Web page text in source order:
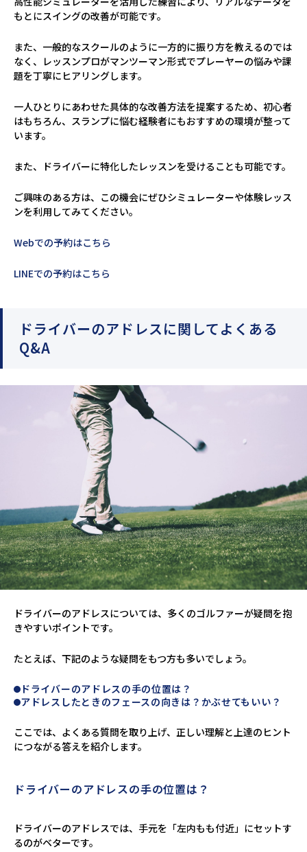
もとにスイングの改善が可能です。
また、一般的なスクールのように一方的に振り方を教えるのでは
なく、レッスンプロがマンツーマン形式でプレーヤーの悩みや課
題を丁寧にヒアリングします。
一人ひとりにあわせた具体的な改善方法を提案するため、初心者
はもちろん、スランプに悩む経験者にもおすすめの環境が整って
います。
また、ドライバーに特化したレッスンを受けることも可能です。
ご興味のある方は、この機会にぜひシミュレーターや体験レッス
ンを利用してみてください。
Webでの予約はこちら
LINEでの予約はこちら
ドライバーのアドレスに関してよくある
Q&A
ドライバーのアドレスについては、多くのゴルファーが疑問を抱
きやすいポイントです。
たとえば、下記のような疑問をもつ方も多いでしょう。
ドライバーのアドレスの手の位置は？
アドレスしたときのフェースの向きは？かぶせてもいい？
ここでは、よくある質問を取り上げ、正しい理解と上達のヒント
につながる答えを紹介します。
ドライバーのアドレスの手の位置は？
ドライバーのアドレスでは、手元を「左内もも付近」にセットす
るのがベターです。